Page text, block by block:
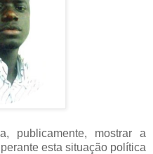
publicamente, mostrar a
esta situação política